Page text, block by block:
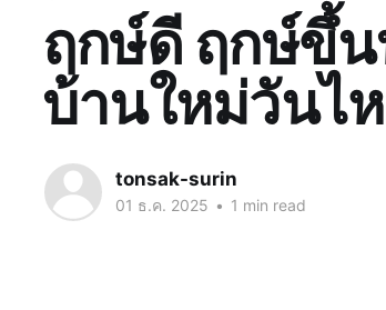
ฤกษ์ดี ฤกษ์ขึ้
บ้านใหม่วันไ
tonsak-surin
01 ธ.ค. 2025 • 1 min read